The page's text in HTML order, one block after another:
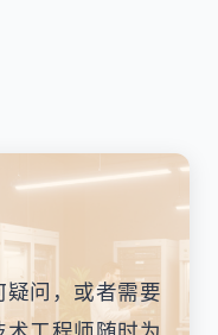
问，或者需要